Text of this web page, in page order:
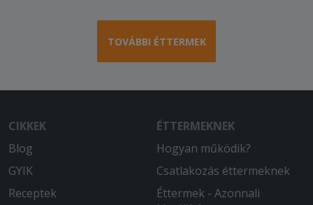
TOVÁBBI ÉTTERMEK
CIKKEK
Blog
GYIK
Receptek
ÉTTERMEKNEK
Hogyan működik?
Csatlakozás éttermeknek
Éttermek - Azonnali